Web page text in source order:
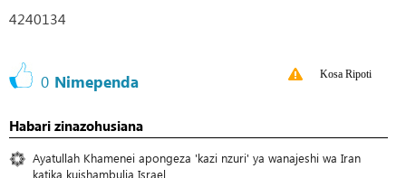
4240134
0 Nimependa Kosa Ripoti
Habari zinazohusiana
Ayatullah Khamenei apongeza 'kazi nzuri' ya wanajeshi wa Iran
katika kuishambulia Israel